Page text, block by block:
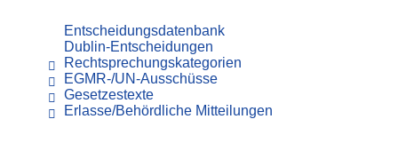
Entscheidungsdatenbank
Dublin-Entscheidungen
Rechtsprechungskategorien
EGMR-/UN-Ausschüsse
Gesetzestexte
Erlasse/Behördliche Mitteilungen